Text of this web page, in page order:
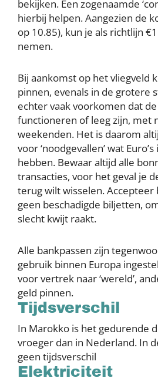
bekijken. Een zogenaamde
hierbij helpen. Aangezien de
op 10.85), kun je als richtlijn
nemen.
Bij aankomst op het vliegveld
pinnen, evenals in de grotere
echter vaak voorkomen dat
functioneren of leeg zijn, met
weekenden. Het is daarom
voor ‘noodgevallen’ wat
hebben. Bewaar altijd alle
transacties, voor het geval je
terug wilt wisselen. Accepteer
geen beschadigde biljetten,
slecht kwijt raakt.
Alle bankpassen zijn
gebruik binnen Europa
voor vertrek naar ‘wereld’,
geld pinnen.
Tijdsverschil
In Marokko is het gedurende
vroeger dan in Nederland. In
geen tijdsverschil
Elektriciteit